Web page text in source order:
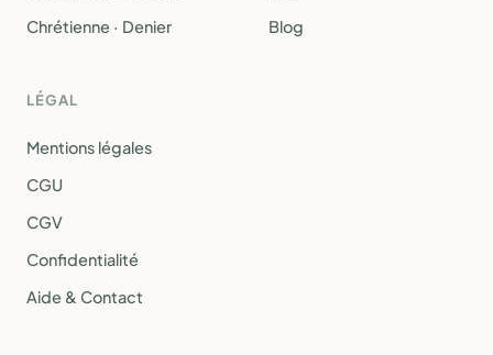
Chrétienne · Denier
Blog
LÉGAL
Mentions légales
CGU
CGV
Confidentialité
Aide & Contact